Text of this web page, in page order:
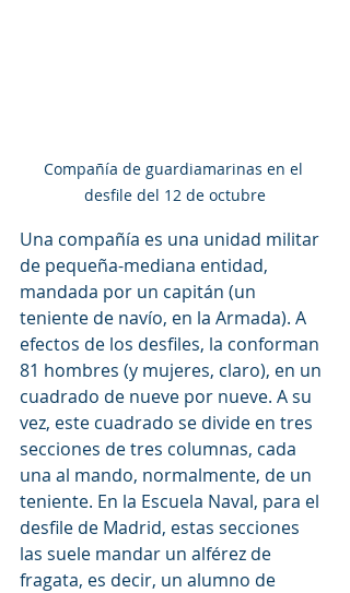
Compañía de guardiamarinas en el
desfile del 12 de octubre
Una compañía es una unidad militar
de pequeña-mediana entidad,
mandada por un capitán (un
teniente de navío, en la Armada). A
efectos de los desfiles, la conforman
81 hombres (y mujeres, claro), en un
cuadrado de nueve por nueve. A su
vez, este cuadrado se divide en tres
secciones de tres columnas, cada
una al mando, normalmente, de un
teniente. En la Escuela Naval, para el
desfile de Madrid, estas secciones
las suele mandar un alférez de
fragata, es decir, un alumno de